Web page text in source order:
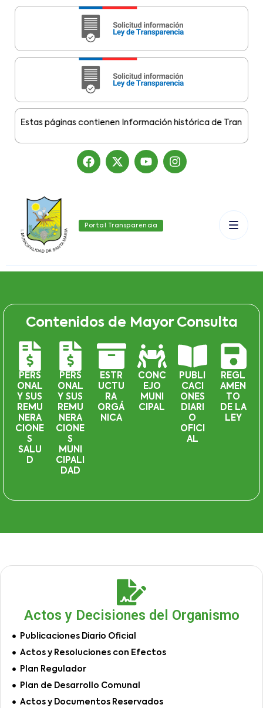
Estas páginas contienen Información histórica de
Portal Transparencia
Contenidos de Mayor Consulta
PERS
ONAL
Y SUS
REMU
NERA
CIONE
S
SALU
D
PERS
ONAL
Y SUS
REMU
NERA
CIONE
S
MUNI
CIPALI
DAD
ESTR
UCTU
RA
ORGÁ
NICA
CONC
EJO
MUNI
CIPAL
PUBLI
CACI
ONES
DIARI
O
OFICI
AL
REGL
AMEN
TO
DE LA
LEY
Actos y Decisiones del Organismo
Publicaciones Diario Oficial
Actos y Resoluciones con Efectos
Plan Regulador
Plan de Desarrollo Comunal
Actos y Documentos Reservados